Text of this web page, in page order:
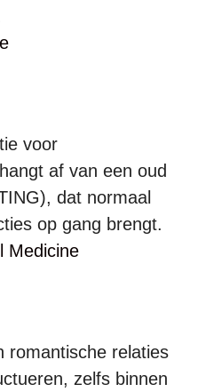
voor
af van een oud
dat normaal
op gang brengt.
Medicine
romantische relaties
zelfs binnen